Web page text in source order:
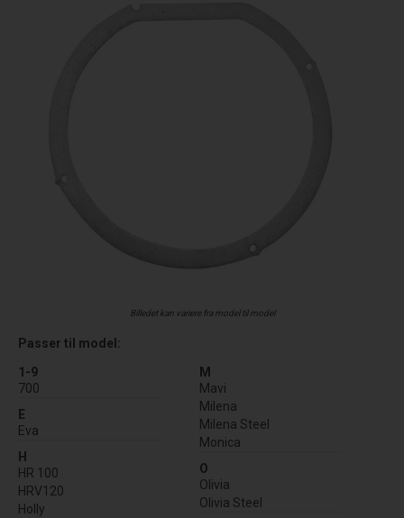
Billedet kan variere fra model til model
Passer til model:
1-9
700
E
Eva
H
HR 100
HRV120
Holly
M
Mavi
Milena
Milena Steel
Monica
O
Olivia
Olivia Steel